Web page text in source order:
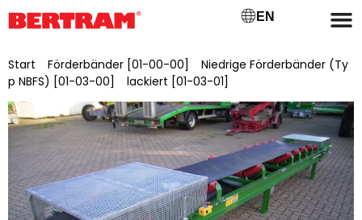
EN
Start Förderbänder [01-00-00]
Niedrige Förderbänder (Ty
p NBFS) [01-03-00]
lackiert [01-03-01]